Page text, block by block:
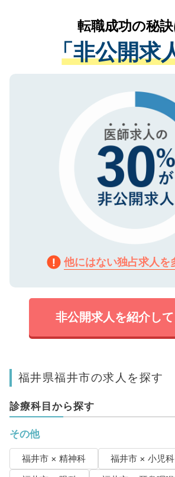
は、個人情報の取り扱いに
管理基準を満たした事業者
る、プライバシーマークを
ご登録いただいた個人情報
で、機密保持に関してもご
かがいして、現在の医療機
経験をまじえながら、適切
させていただきます。すぐ
ない方には、長期的なサポ
ので、まずはご登録くださ
転職成功の秘
「非公開求
他にはない独占求人を
非公開求人を紹介し
福井県福井市の求人を探す
診療科目から探す
その他
福井市 × 精神科
福井市 × 小児科